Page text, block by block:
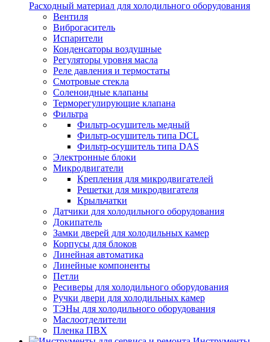
Расходный материал для холодильного оборудования
Вентиля
Виброгаситель
Испарители
Конденсаторы воздушные
Регуляторы уровня масла
Реле давления и термостаты
Смотровые стекла
Соленоидные клапаны
Терморегулирующие клапана
Фильтра
Фильтр-осушитель медный
Фильтр-осушитель типа DCL
Фильтр-осушитель типа DAS
Электронные блоки
Микродвигатели
Крепления для микродвигателей
Решетки для микродвигателя
Крыльчатки
Датчики для холодильного оборудования
Докипатель
Замки дверей для холодильных камер
Корпусы для блоков
Линейная автоматика
Линейные компоненты
Петли
Ресиверы для холодильного оборудования
Ручки двери для холодильных камер
ТЭНы для холодильного оборудования
Маслоотделители
Пленка ПВХ